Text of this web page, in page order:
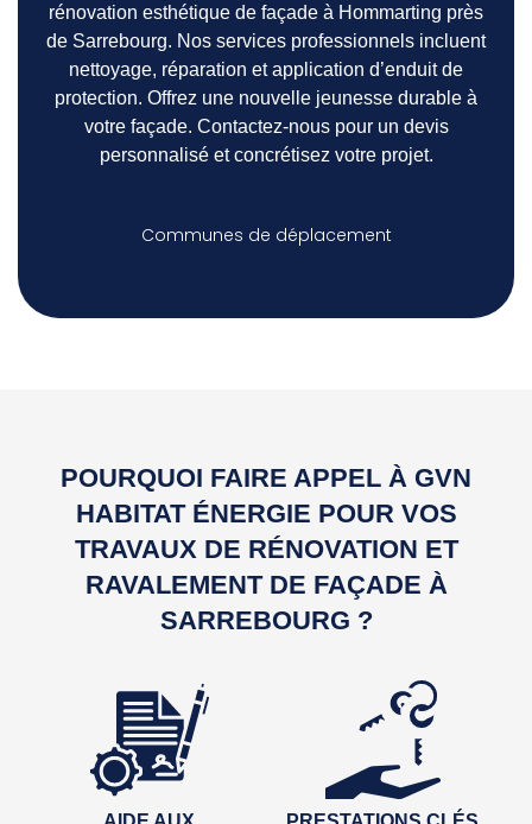
rénovation esthétique de façade à Hommarting près
de Sarrebourg. Nos services professionnels incluent
nettoyage, réparation et application d’enduit de
protection. Offrez une nouvelle jeunesse durable à
votre façade. Contactez-nous pour un devis
personnalisé et concrétisez votre projet.
Communes de déplacement
POURQUOI FAIRE APPEL À GVN
HABITAT ÉNERGIE POUR VOS
TRAVAUX DE RÉNOVATION ET
RAVALEMENT DE FAÇADE À
SARREBOURG ?